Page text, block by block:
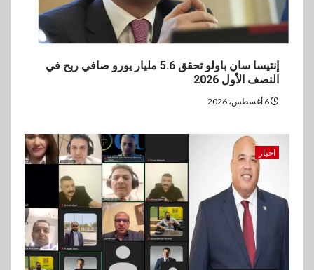
إنتيسا سان باولو تحقق 5.6 مليار يورو صافي ربح في
النصف الأول 2026
اخبار